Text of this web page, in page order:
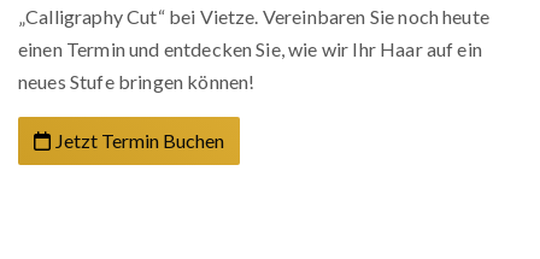
„Calligraphy Cut“ bei Vietze. Vereinbaren Sie noch heute
einen Termin und entdecken Sie, wie wir Ihr Haar auf ein
neues Stufe bringen können!
Jetzt Termin Buchen